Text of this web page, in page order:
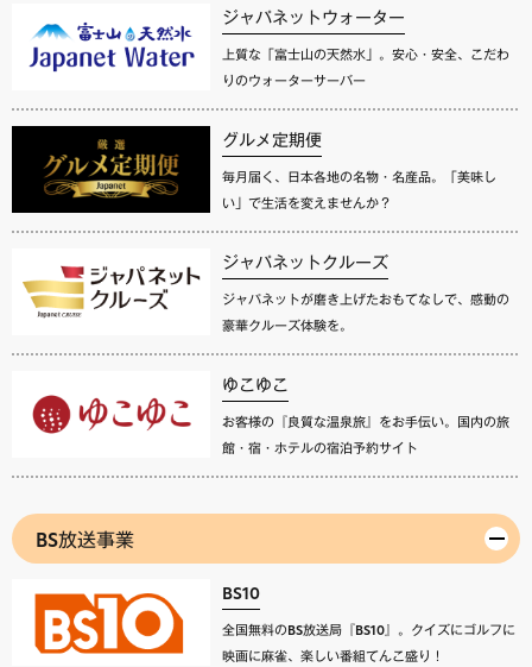
ジャパネットウォーター
上質な「富士山の天然水」。安心・安全、こだわ
りのウォーターサーバー
グルメ定期便
毎月届く、日本各地の名物・名産品。「美味し
い」で生活を変えませんか？
ジャパネットクルーズ
ジャパネットが磨き上げたおもてなしで、感動の
豪華クルーズ体験を。
ゆこゆこ
お客様の『良質な温泉旅』をお手伝い。国内の旅
館・宿・ホテルの宿泊予約サイト
BS放送事業
BS10
全国無料のBS放送局『BS10』。クイズにゴルフに
映画に麻雀、楽しい番組てんこ盛り！